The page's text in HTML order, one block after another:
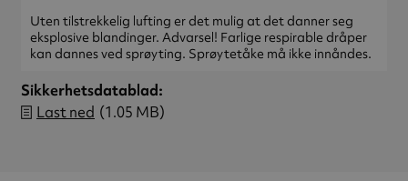
Uten tilstrekkelig lufting er det mulig at det danner seg
eksplosive blandinger. Advarsel! Farlige respirable dråper
kan dannes ved sprøyting. Sprøytetåke må ikke innåndes.
Sikkerhetsdatablad
Last ned (1.05 MB)